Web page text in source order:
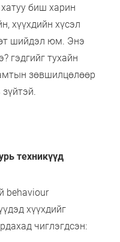
биш харин
хүүхдийн хүсэл
шийдэл юм. Энэ
гэдгийг тухайн
зөвшилцөлөөр
техникүүд
behaviour
хүүхдийг
чиглэгдсэн: